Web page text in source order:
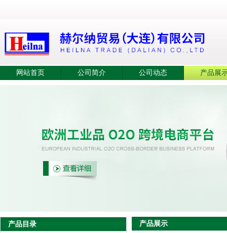
网站首页 公司简介 公司动态 产品展
产品目录 产品展示